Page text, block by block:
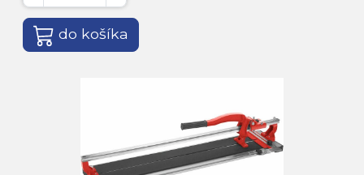
do košíka